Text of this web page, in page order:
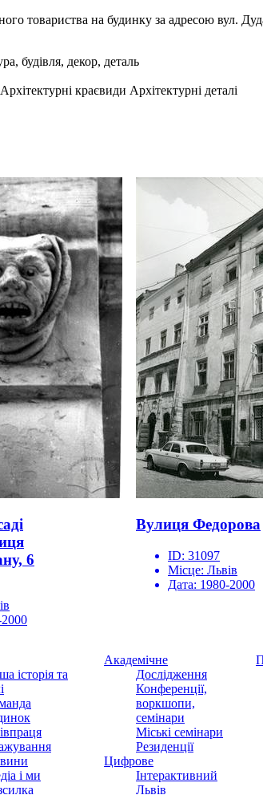
товариства на будинку за адресою вул.
будівля, декор, деталь
краєвиди Архітектурні деталі
6
Вулиця Федорова
ID: 31097
Місце: Львів
Дата: 1980-2000
історія та
і ми
Академічне
Дослідження
Конференції,
воркшопи,
семінари
Міські семінари
Резиденції
Цифрове
Інтерактивний
Львів